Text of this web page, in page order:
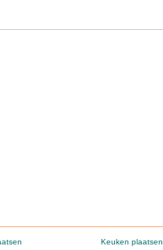
Keuken plaatsen